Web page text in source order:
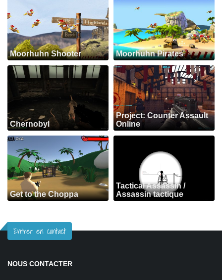
Moorhuhn Shooter Moorhuhn Pirates
Chernobyl
Project: Counter Assault
Online
Get to the Choppa
Tactical Assassin /
Assassin tactique
Entrer en contact
NOUS CONTACTER